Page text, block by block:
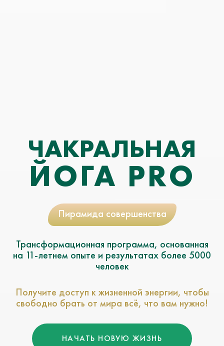
ЧАКРАЛЬНАЯ
ЙОГА PRO
Пирамида совершенства
Трансформационная программа, основанная
на 11-летнем опыте и результатах более 5000
человек
Получите доступ к жизненной энергии, чтобы
свободно брать от мира всё, что вам нужно!
НАЧАТЬ НОВУЮ ЖИЗНЬ